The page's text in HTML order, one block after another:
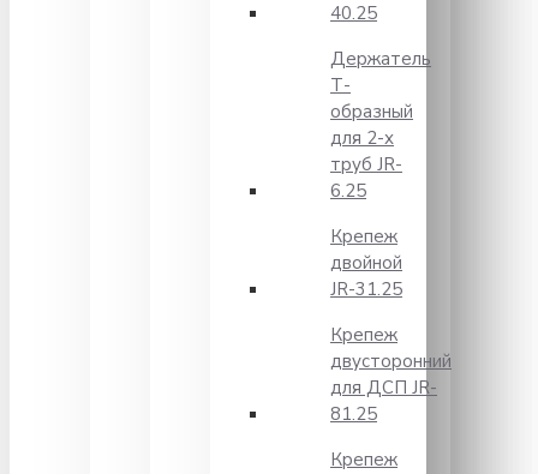
40.25
Держатель
Т-
образный
для 2-х
труб JR-
6.25
Крепеж
двойной
JR-31.25
Крепеж
двусторонний
для ДСП JR-
81.25
Крепеж